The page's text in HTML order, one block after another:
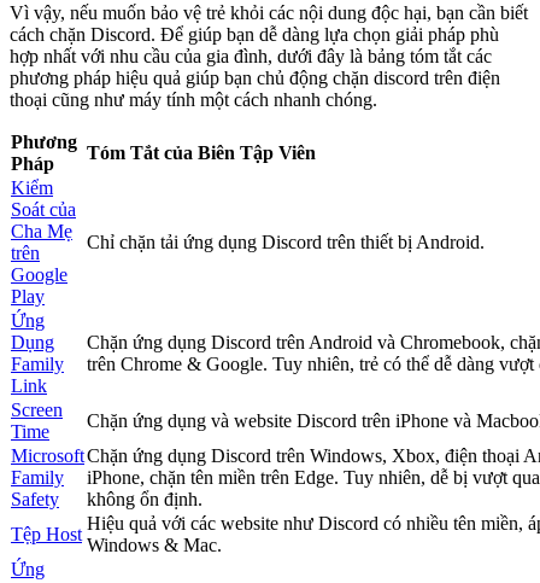
Vì vậy, nếu muốn bảo vệ trẻ khỏi các nội dung độc hại, bạn cần biết
cách chặn Discord. Để giúp bạn dễ dàng lựa chọn giải pháp phù
hợp nhất với nhu cầu của gia đình, dưới đây là bảng tóm tắt các
phương pháp hiệu quả giúp bạn chủ động chặn discord trên điện
thoại cũng như máy tính một cách nhanh chóng.
Phương
Pháp
Tóm Tắt của Biên Tập Viên
Kiểm
Soát của
Cha Mẹ
trên
Google
Play
Chỉ chặn tải ứng dụng Discord trên thiết bị Android.
Ứng
Dụng
Family
Link
Chặn ứng dụng Discord trên Android và Chromebook,
trên Chrome & Google. Tuy nhiên, trẻ có thể dễ dàng vượt
Screen
Time
Chặn ứng dụng và website Discord trên iPhone và
Microsoft
Family
Safety
Chặn ứng dụng Discord trên Windows, Xbox, điện thoại
iPhone, chặn tên miền trên Edge. Tuy nhiên, dễ bị vượt
không ổn định.
Tệp Host
Hiệu quả với các website như Discord có nhiều tên miền,
Windows & Mac.
Ứng